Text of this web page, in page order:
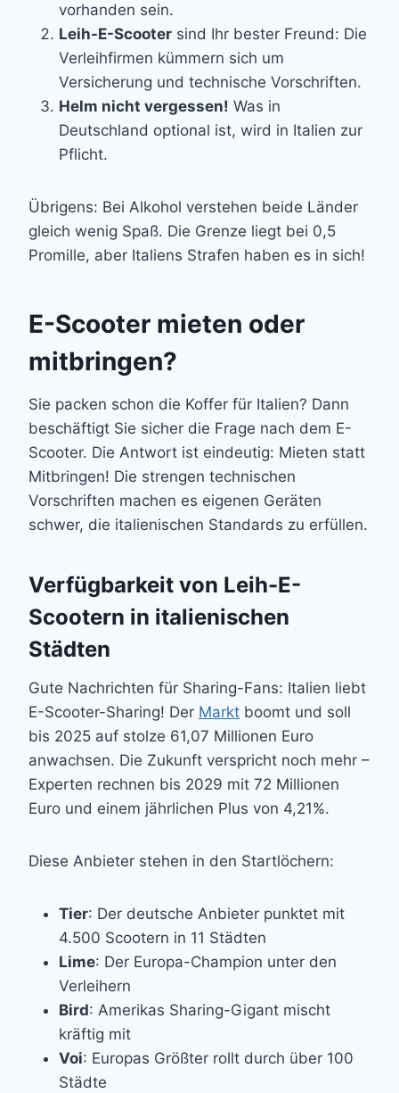
vorhanden sein.
Leih-E-Scooter sind Ihr bester Freund: Die
Verleihfirmen kümmern sich um
Versicherung und technische Vorschriften.
Helm nicht vergessen! Was in
Deutschland optional ist, wird in Italien zur
Pflicht.
Übrigens: Bei Alkohol verstehen beide Länder
gleich wenig Spaß. Die Grenze liegt bei 0,5
Promille, aber Italiens Strafen haben es in sich!
E-Scooter mieten oder
mitbringen?
Sie packen schon die Koffer für Italien? Dann
beschäftigt Sie sicher die Frage nach dem E-
Scooter. Die Antwort ist eindeutig: Mieten statt
Mitbringen! Die strengen technischen
Vorschriften machen es eigenen Geräten
schwer, die italienischen Standards zu erfüllen.
Verfügbarkeit von Leih-E-
Scootern in italienischen
Städten
Gute Nachrichten für Sharing-Fans: Italien liebt
E-Scooter-Sharing! Der Markt boomt und soll
bis 2025 auf stolze 61,07 Millionen Euro
anwachsen. Die Zukunft verspricht noch mehr –
Experten rechnen bis 2029 mit 72 Millionen
Euro und einem jährlichen Plus von 4,21%.
Diese Anbieter stehen in den Startlöchern:
Tier: Der deutsche Anbieter punktet mit
4.500 Scootern in 11 Städten
Lime: Der Europa-Champion unter den
Verleihern
Bird: Amerikas Sharing-Gigant mischt
kräftig mit
Voi: Europas Größter rollt durch über 100
Städte